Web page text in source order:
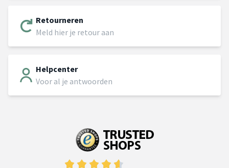
Retourneren
Meld hier je retour aan
Helpcenter
Voor al je antwoorden